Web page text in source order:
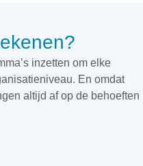
inzetten om elke
En omdat
altijd af op de behoeften